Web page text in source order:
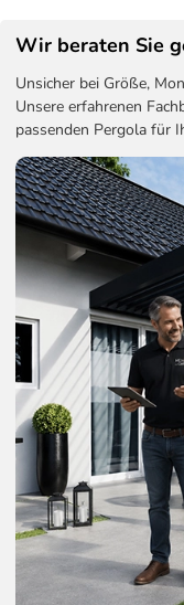
Wir beraten Sie
Unsicher bei Größe,
Unsere erfahrenen
passenden Pergola für